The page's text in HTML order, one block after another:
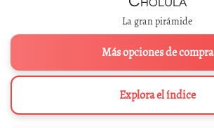
La gran pirámide
Más opciones de compra
Explora el índice